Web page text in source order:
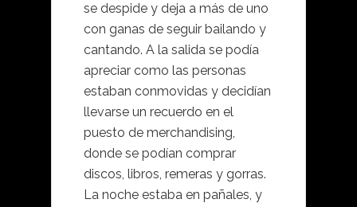
se despide y deja a más de uno
con ganas de seguir bailando y
cantando. A la salida se podía
apreciar como las personas
estaban conmovidas y decidían
llevarse un recuerdo en el
puesto de merchandising,
donde se podían comprar
discos, libros, remeras y gorras.
La noche estaba en pañales, y